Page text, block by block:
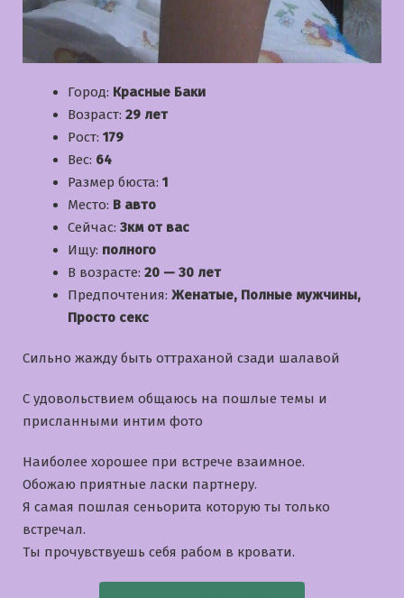
Город: Красные Баки
Возраст: 29 лет
Рост: 179
Вес: 64
Размер бюста: 1
Место: В авто
Сейчас: 3км от вас
Ищу: полного
В возрасте: 20 — 30 лет
Предпочтения: Женатые, Полные мужчины,
Просто секс
Сильно жажду быть оттраханой сзади шалавой
С удовольствием общаюсь на пошлые темы и
приcланными интим фото
Наиболее хорошее при встрече взаимное.
Обожаю приятные ласки партнеру.
Я самая пошлая сеньорита которую ты только
встречал.
Ты прочувствуешь себя рабом в кровати.